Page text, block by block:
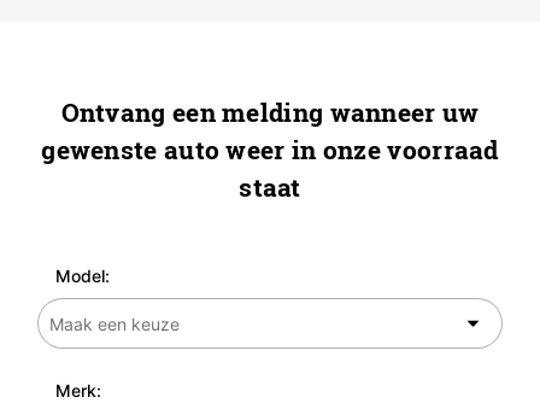
Ontvang een melding wanneer uw
gewenste auto weer in onze voorraad
staat
Model:
Merk: